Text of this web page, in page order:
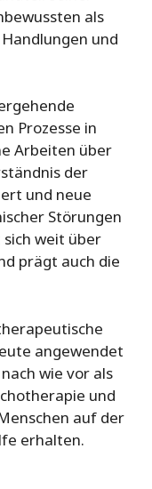
als
und
Prozesse in
Arbeiten über
der
und neue
Störungen
weit über
prägt auch die
angewendet
wie vor als
und
auf der
erhalten.